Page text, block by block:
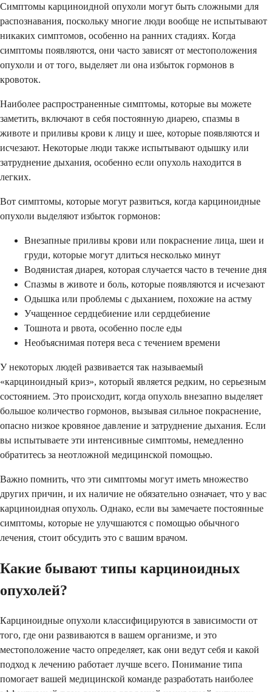
Симптомы карциноидной опухоли могут быть сложными для
распознавания, поскольку многие люди вообще не испытывают
никаких симптомов, особенно на ранних стадиях. Когда
симптомы появляются, они часто зависят от местоположения
опухоли и от того, выделяет ли она избыток гормонов в
кровоток.
Наиболее распространенные симптомы, которые вы можете
заметить, включают в себя постоянную диарею, спазмы в
животе и приливы крови к лицу и шее, которые появляются и
исчезают. Некоторые люди также испытывают одышку или
затруднение дыхания, особенно если опухоль находится в
легких.
Вот симптомы, которые могут развиться, когда карциноидные
опухоли выделяют избыток гормонов:
Внезапные приливы крови или покраснение лица, шеи и
груди, которые могут длиться несколько минут
Водянистая диарея, которая случается часто в течение дня
Спазмы в животе и боль, которые появляются и исчезают
Одышка или проблемы с дыханием, похожие на астму
Учащенное сердцебиение или сердцебиение
Тошнота и рвота, особенно после еды
Необъяснимая потеря веса с течением времени
У некоторых людей развивается так называемый
«карциноидный криз», который является редким, но серьезным
состоянием. Это происходит, когда опухоль внезапно выделяет
большое количество гормонов, вызывая сильное покраснение,
опасно низкое кровяное давление и затруднение дыхания. Если
вы испытываете эти интенсивные симптомы, немедленно
обратитесь за неотложной медицинской помощью.
Важно помнить, что эти симптомы могут иметь множество
других причин, и их наличие не обязательно означает, что у вас
карциноидная опухоль. Однако, если вы замечаете постоянные
симптомы, которые не улучшаются с помощью обычного
лечения, стоит обсудить это с вашим врачом.
Какие бывают типы карциноидных
опухолей?
Карциноидные опухоли классифицируются в зависимости от
того, где они развиваются в вашем организме, и это
местоположение часто определяет, как они ведут себя и какой
подход к лечению работает лучше всего. Понимание типа
помогает вашей медицинской команде разработать наиболее